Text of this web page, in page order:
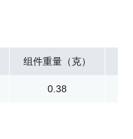
组件重量（克）
0.38